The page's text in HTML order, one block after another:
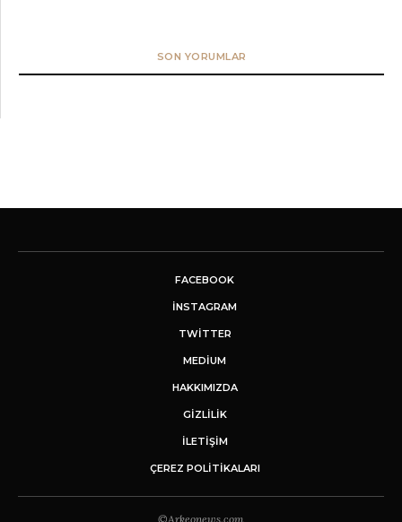
SON YORUMLAR
FACEBOOK
INSTAGRAM
TWITTER
MEDIUM
HAKKIMIZDA
GİZLİLİK
İLETIŞIM
ÇEREZ POLITIKALARI
©Arkeonews.com